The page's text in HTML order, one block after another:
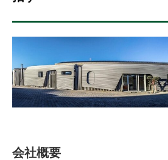
会社概要